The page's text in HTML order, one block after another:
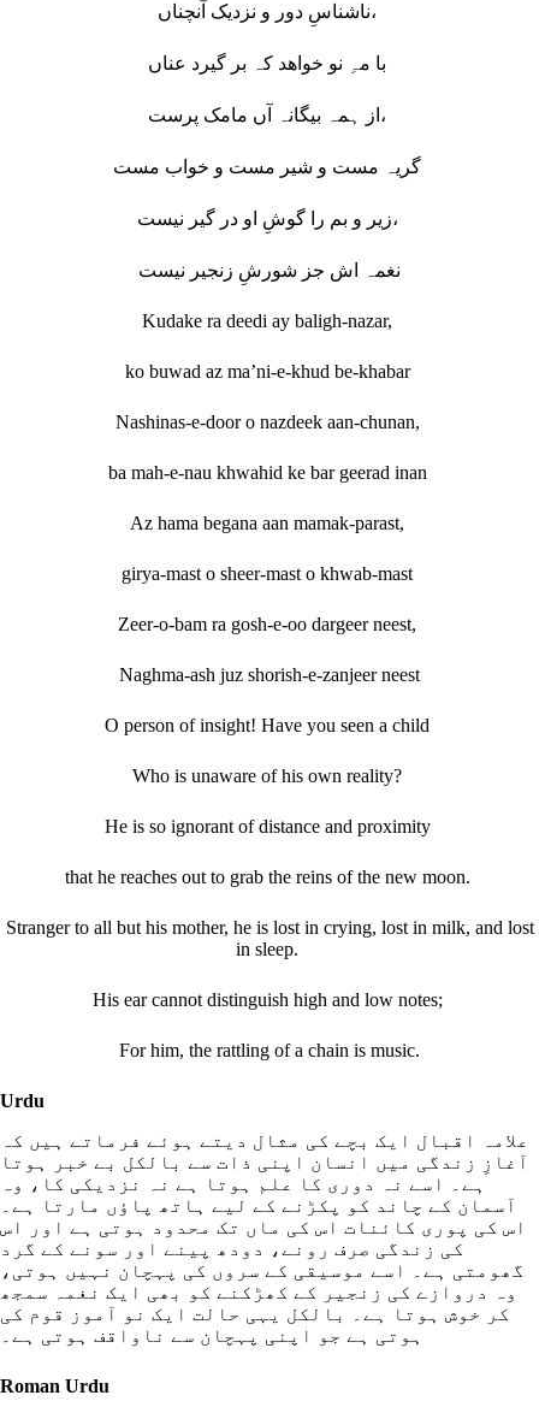
ناشناسِ دور و نزدیک آنچناں،
از ہمہ بیگانہ آں مامک پرست،
زیر و بم را گوشِ او در گیر نیست،
نغمہ اش جز شورشِ زنجیر نیست
Kudake ra deedi ay baligh-nazar,
ko buwad az ma’ni-e-khud be-khabar
Nashinas-e-door o nazdeek aan-chunan,
ba mah-e-nau khwahid ke bar geerad inan
Az hama begana aan mamak-parast,
girya-mast o sheer-mast o khwab-mast
Zeer-o-bam ra gosh-e-oo dargeer neest,
Naghma-ash juz shorish-e-zanjeer neest
O person of insight! Have you seen a child
Who is unaware of his own reality?
He is so ignorant of distance and proximity
that he reaches out to grab the reins of the new moon.
Stranger to all but his mother, he is lost in crying, lost in milk, and lost
in sleep.
His ear cannot distinguish high and low notes;
For him, the rattling of a chain is music.
Urdu
علامہ اقبال ایک بچے کی مثال دیتے ہوئے فرماتے ہیں کہ
آغازِ زندگی میں انسان اپنی ذات سے بالکل بے خبر ہوتا
ہے۔ اسے نہ دوری کا علم ہوتا ہے نہ نزدیکی کا، وہ
آسمان کے چاند کو پکڑنے کے لیے ہاتھ پاؤں مارتا ہے۔
اس کی پوری کائنات اس کی ماں تک محدود ہوتی ہے اور اس
کی زندگی صرف رونے، دودھ پینے اور سونے کے گرد
گھومتی ہے۔ اسے موسیقی کے سروں کی پہچان نہیں ہوتی،
وہ دروازے کی زنجیر کے کھڑکنے کو بھی ایک نغمہ سمجھ
کر خوش ہوتا ہے۔ بالکل یہی حالت ایک نو آموز قوم کی
ہوتی ہے جو اپنی پہچان سے ناواقف ہوتی ہے۔
Roman Urdu